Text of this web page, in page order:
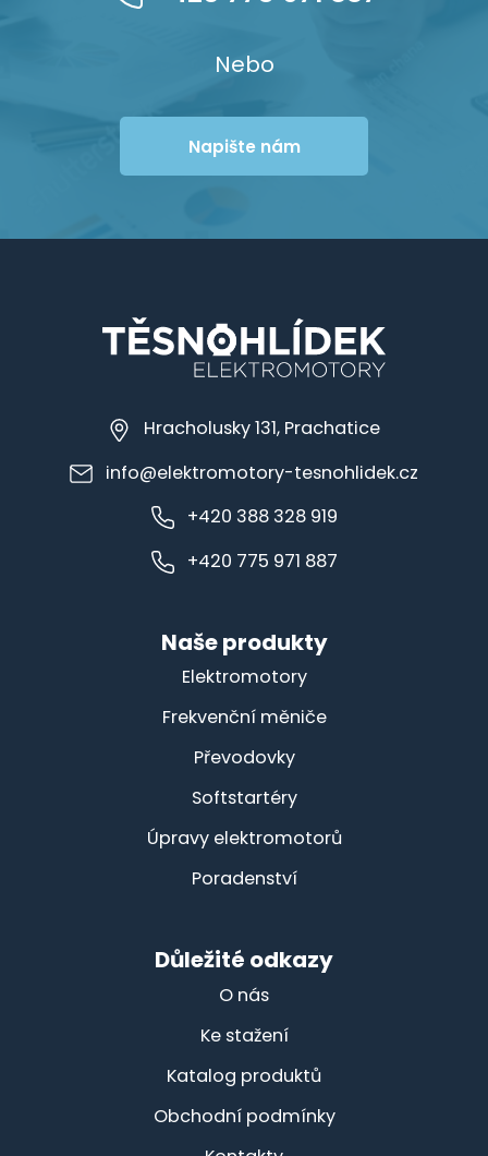
Nebo
Napište nám
Hracholusky 131, Prachatice
info@elektromotory-tesnohlidek.cz
+420 388 328 919
+420 775 971 887
Naše produkty
Elektromotory
Frekvenční měniče
Převodovky
Softstartéry
Úpravy elektromotorů
Poradenství
Důležité odkazy
O nás
Ke stažení
Katalog produktů
Obchodní podmínky